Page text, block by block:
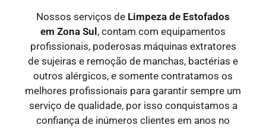
Nossos serviços de Limpeza de Estofados
em Zona Sul, contam com equipamentos
profissionais, poderosas máquinas extratores
de sujeiras e remoção de manchas, bactérias e
outros alérgicos, e somente contratamos os
melhores profissionais para garantir sempre um
serviço de qualidade, por isso conquistamos a
confiança de inúmeros clientes em anos no